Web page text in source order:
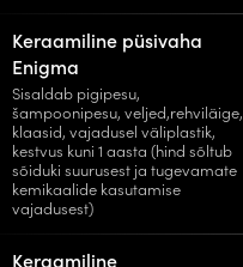
Keraamiline püsivaha
Enigma
Sisaldab pigipesu,
šampoonipesu, veljed,rehviläige,
klaasid, vajadusel väliplastik,
kestvus kuni 1 aasta (hind sõltub
sõiduki suurusest ja tugevamate
kemikaalide kasutamise
vajadusest)
Keraamiline